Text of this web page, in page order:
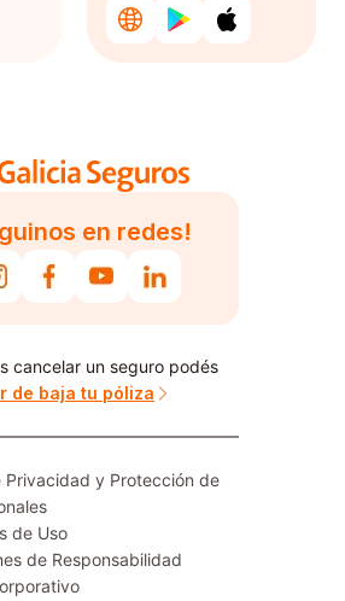
en redes!
cancelar un seguro podés
de baja tu póliza
Privacidad y Protección de
de Uso
de Responsabilidad